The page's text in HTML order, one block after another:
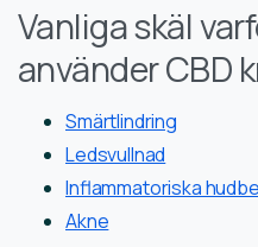
Vanliga skäl
använder CBD
Smärtlindring
Ledsvullnad
Inflammatoriska
Akne